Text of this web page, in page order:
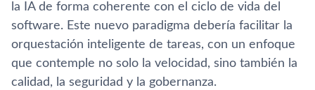
la IA de forma coherente con el ciclo de vida del
software. Este nuevo paradigma debería facilitar la
orquestación inteligente de tareas, con un enfoque
que contemple no solo la velocidad, sino también la
calidad, la seguridad y la gobernanza.